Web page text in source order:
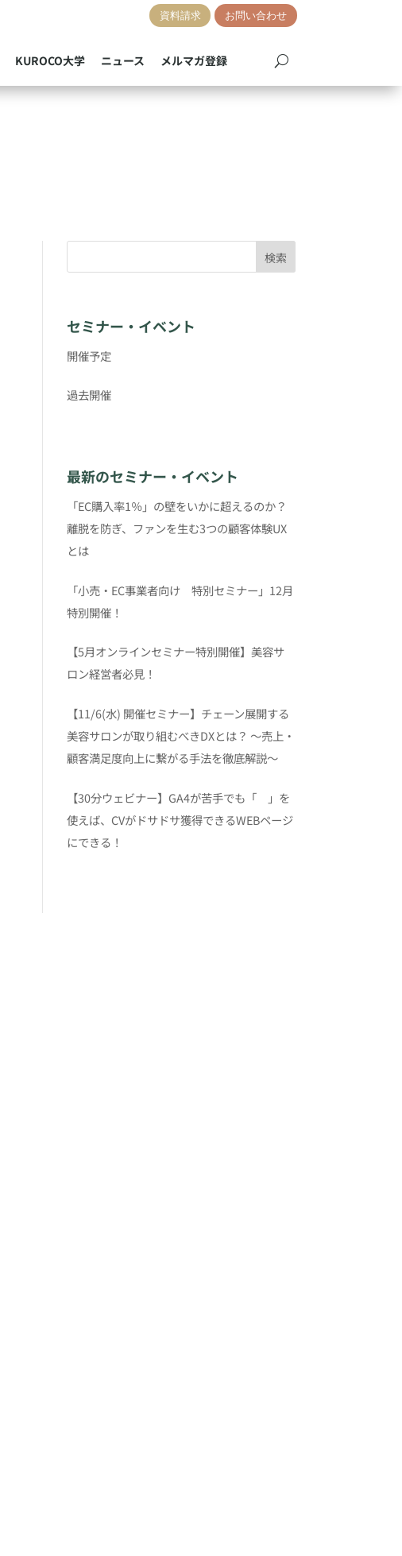
資料請求 お問い合わせ
KUROCO大学 ニュース メルマガ登録
検索
セミナー・イベント
開催予定
過去開催
最新のセミナー・イベント
「EC購入率1％」の壁をいかに超えるのか？
離脱を防ぎ、ファンを生む3つの顧客体験UX
とは
「小売・EC事業者向け 特別セミナー」12月
特別開催！
【5月オンラインセミナー特別開催】美容サ
ロン経営者必見！
【11/6(水) 開催セミナー】チェーン展開する
美容サロンが取り組むべきDXとは？ 〜売上・
顧客満足度向上に繋がる手法を徹底解説〜
【30分ウェビナー】GA4が苦手でも「 」を
使えば、CVがドサドサ獲得できるWEBページ
にできる！